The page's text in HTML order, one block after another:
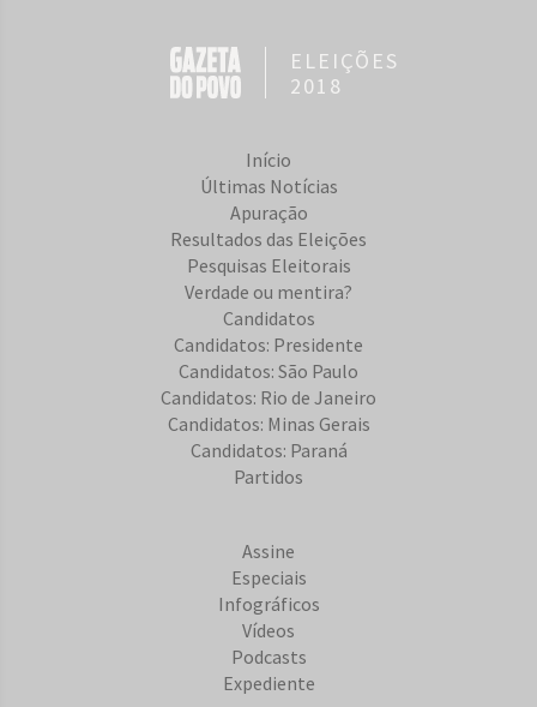
ELEIÇÕES
2018
Início
Últimas Notícias
Apuração
Resultados das Eleições
Pesquisas Eleitorais
Verdade ou mentira?
Candidatos
Candidatos: Presidente
Candidatos: São Paulo
Candidatos: Rio de Janeiro
Candidatos: Minas Gerais
Candidatos: Paraná
Partidos
Assine
Especiais
Infográficos
Vídeos
Podcasts
Expediente